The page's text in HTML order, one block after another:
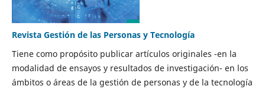
Revista Gestión de las Personas y Tecnología
Tiene como propósito publicar artículos originales -en la
modalidad de ensayos y resultados de investigación- en los
ámbitos o áreas de la gestión de personas y de la tecnología